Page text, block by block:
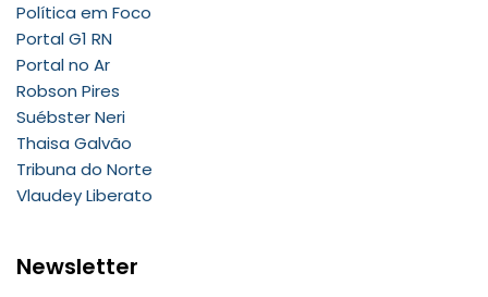
Política em Foco
Portal G1 RN
Portal no Ar
Robson Pires
Suébster Neri
Thaisa Galvão
Tribuna do Norte
Vlaudey Liberato
Newsletter